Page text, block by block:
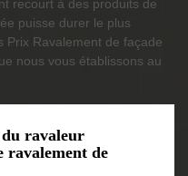
recourt à des produits de
puisse durer le plus
Prix Ravalement de façade
nous vous établissons au
ravaleur
ravalement de